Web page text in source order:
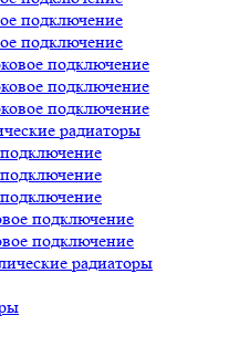
подключение
подключение
подключение
подключение
подключение
радиаторы
подключение
подключение
радиаторы